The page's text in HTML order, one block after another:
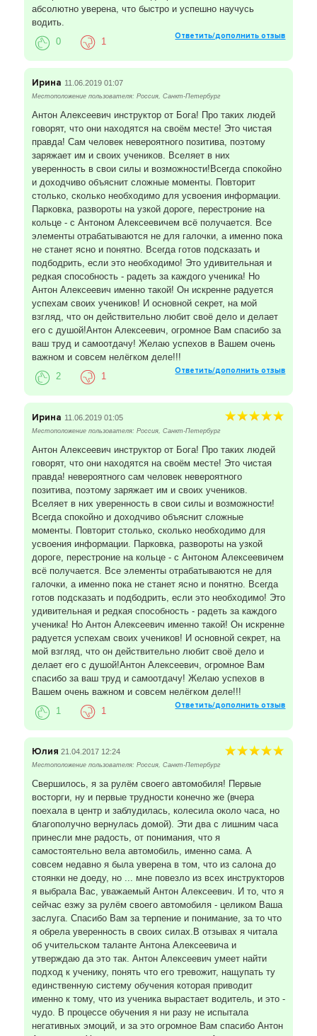
Катаемся в северных районах.
абсолютно уверена, что быстро и успешно научусь
водить.
Ответить/дополнить отзыв
0 1
Ирина 11.06.2019 01:07
Местоположение пользователя: Россия, Санкт-Петербург
Антон Алексеевич инструктор от Бога! Про таких людей
говорят, что они находятся на своём месте! Это чистая
правда! Сам человек невероятного позитива, поэтому
заряжает им и своих учеников. Вселяет в них
уверенность в свои силы и возможности!Всегда спокойно
и доходчиво объяснит сложные моменты. Повторит
столько, сколько необходимо для усвоения информации.
Парковка, развороты на узкой дороге, перестроние на
кольце - с Антоном Алексеевичем всё получается. Все
элементы отрабатываются не для галочки, а именно пока
не станет ясно и понятно. Всегда готов подсказать и
подбодрить, если это необходимо! Это удивительная и
редкая способность - радеть за каждого ученика! Но
Антон Алексеевич именно такой! Он искренне радуется
успехам своих учеников! И основной секрет, на мой
взгляд, что он действительно любит своё дело и делает
его с душой!Антон Алексеевич, огромное Вам спасибо за
ваш труд и самоотдачу! Желаю успехов в Вашем очень
важном и совсем нелёгком деле!!!
Ответить/дополнить отзыв
2 1
Ирина 11.06.2019 01:05
Местоположение пользователя: Россия, Санкт-Петербург
Антон Алексеевич инструктор от Бога! Про таких людей
говорят, что они находятся на своём месте! Это чистая
правда! невероятного сам человек невероятного
позитива, поэтому заряжает им и своих учеников.
Вселяет в них уверенность в свои силы и возможности!
Всегда спокойно и доходчиво объяснит сложные
моменты. Повторит столько, сколько необходимо для
усвоения информации. Парковка, развороты на узкой
дороге, перестроние на кольце - с Антоном Алексеевичем
всё получается. Все элементы отрабатываются не для
галочки, а именно пока не станет ясно и понятно. Всегда
готов подсказать и подбодрить, если это необходимо! Это
удивительная и редкая способность - радеть за каждого
ученика! Но Антон Алексеевич именно такой! Он искренне
радуется успехам своих учеников! И основной секрет, на
мой взгляд, что он действительно любит своё дело и
делает его с душой!Антон Алексеевич, огромное Вам
спасибо за ваш труд и самоотдачу! Желаю успехов в
Вашем очень важном и совсем нелёгком деле!!!
Ответить/дополнить отзыв
1 1
Юлия 21.04.2017 12:24
Местоположение пользователя: Россия, Санкт-Петербург
Свершилось, я за рулём своего автомобиля! Первые
восторги, ну и первые трудности конечно же (вчера
поехала в центр и заблудилась, колесила около часа, но
благополучно вернулась домой). Эти два с лишним часа
принесли мне радость, от понимания, что я
самостоятельно вела автомобиль, именно сама. А
совсем недавно я была уверена в том, что из салона до
стоянки не доеду, но ... мне повезло из всех инструкторов
я выбрала Вас, уважаемый Антон Алексеевич. И то, что я
сейчас езжу за рулём своего автомобиля - целиком Ваша
заслуга. Спасибо Вам за терпение и понимание, за то что
я обрела уверенность в своих силах.В отзывах я читала
об учительском таланте Антона Алексеевича и
утверждаю да это так. Антон Алексеевич умеет найти
подход к ученику, понять что его тревожит, нащупать ту
единственную систему обучения которая приводит
именно к тому, что из ученика вырастает водитель, и это -
чудо. В процессе обучения я ни разу не испытала
негативных эмоций, и за это огромное Вам спасибо Антон